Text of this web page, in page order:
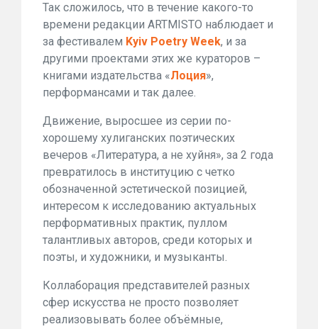
Так сложилось, что в течение какого-то
времени редакции ARTMISTO наблюдает и
за фестивалем Kyiv Poetry Week, и за
другими проектами этих же кураторов –
книгами издательства «Лоция»,
перформансами и так далее.
Движение, выросшее из серии по-
хорошему хулиганских поэтических
вечеров «Литература, а не хуйня», за 2 года
превратилось в институцию с четко
обозначенной эстетической позицией,
интересом к исследованию актуальных
перформативных практик, пуллом
талантливых авторов, среди которых и
поэты, и художники, и музыканты.
Коллаборация представителей разных
сфер искусства не просто позволяет
реализовывать более объёмные,